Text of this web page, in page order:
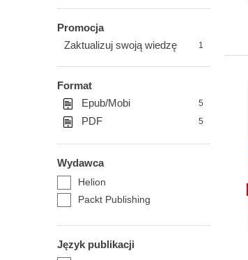
Promocja
Zaktualizuj swoją wiedzę
1
Format
Epub/Mobi
5
PDF 5
Wydawca
Helion
Packt Publishing
Język publikacji